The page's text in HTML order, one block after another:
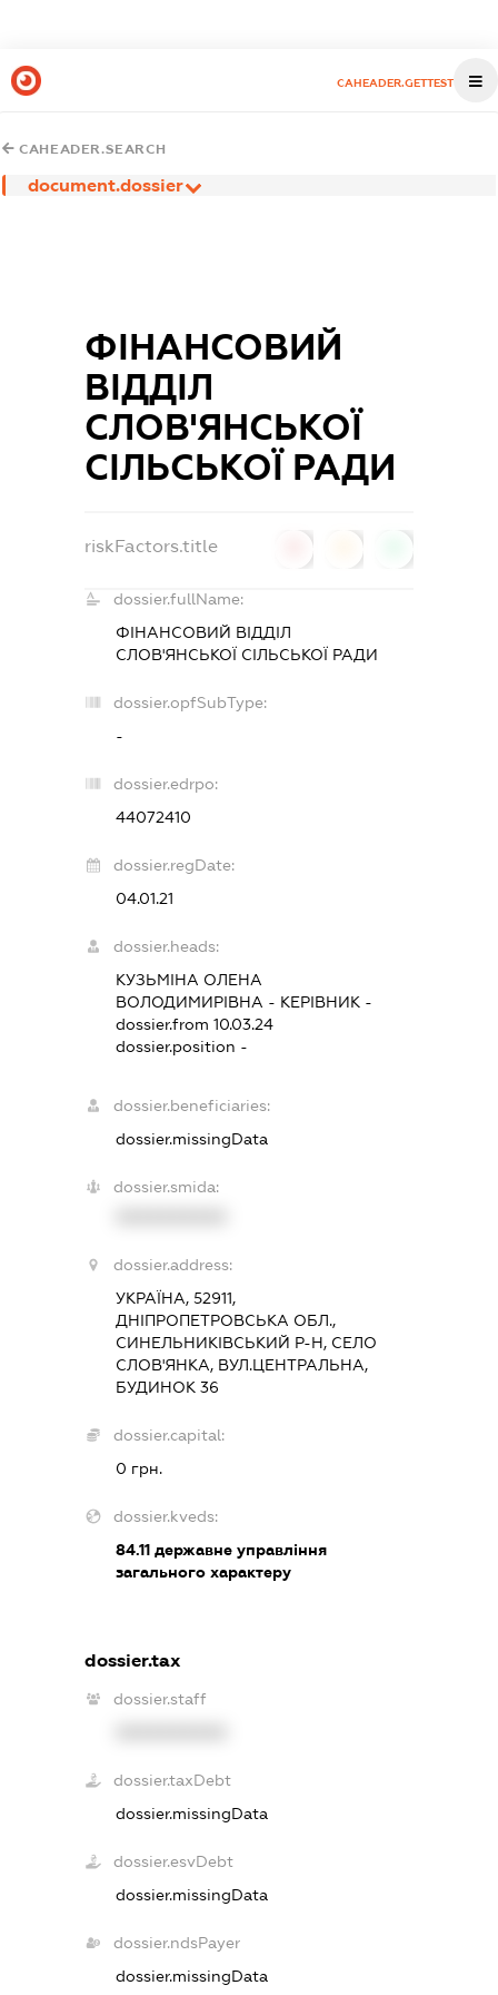
CAHEADER.GETTEST
CAHEADER.SEARCH
document.dossier
ФІНАНСОВИЙ
ВІДДІЛ
СЛОВ'ЯНСЬКОЇ
СІЛЬСЬКОЇ РАДИ
riskFactors.title
dossier.fullName:
ФІНАНСОВИЙ ВІДДІЛ
СЛОВ'ЯНСЬКОЇ СІЛЬСЬКОЇ РАДИ
dossier.opfSubType:
-
dossier.edrpo:
44072410
dossier.regDate:
04.01.21
dossier.heads:
КУЗЬМІНА ОЛЕНА
ВОЛОДИМИРІВНА - КЕРІВНИК -
dossier.from 10.03.24
dossier.position -
dossier.beneficiaries:
dossier.missingData
dossier.smida:
dossier.address:
УКРАЇНА, 52911,
ДНІПРОПЕТРОВСЬКА ОБЛ.,
СИНЕЛЬНИКІВСЬКИЙ Р-Н, СЕЛО
СЛОВ'ЯНКА, ВУЛ.ЦЕНТРАЛЬНА,
БУДИНОК 36
dossier.capital:
0 грн.
dossier.kveds:
84.11 державне управління
загального характеру
dossier.tax
dossier.staff
dossier.taxDebt
dossier.missingData
dossier.esvDebt
dossier.missingData
dossier.ndsPayer
dossier.missingData